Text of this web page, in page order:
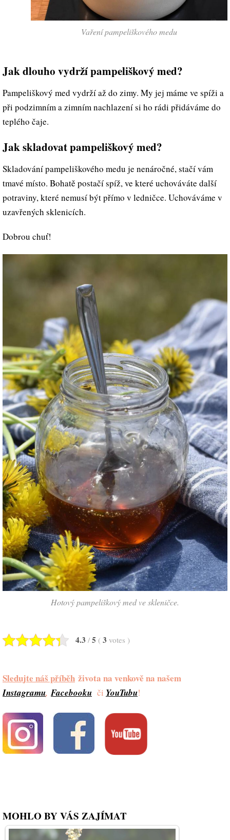
Vaření pampeliškového medu
Jak dlouho vydrží pampeliškový med?
Pampeliškový med vydrží až do zimy. My jej máme ve spíži a
při podzimním a zimním nachlazení si ho rádi přidáváme do
teplého čaje.
Jak skladovat pampeliškový med?
Skladování pampeliškového medu je nenáročné, stačí vám
tmavé místo. Bohatě postačí spíž, ve které uchováváte další
potraviny, které nemusí být přímo v ledničce. Uchováváme v
uzavřených sklenicích.
Dobrou chuť!
Hotový pampeliškový med ve skleničce.
4.3 / 5 ( 3 votes )
Sledujte náš příběh života na venkově na našem
Instagramu, Facebooku či YouTubu!
MOHLO BY VÁS ZAJÍMAT